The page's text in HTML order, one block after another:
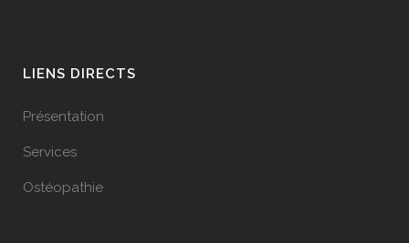
LIENS DIRECTS
Présentation
Services
Ostéopathie